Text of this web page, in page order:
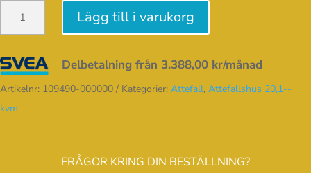
ursprungliga
priset
113.250,00 kr.
nuvarande
90.600,00 kr.
m²
mängd
Lägg till i varukorg
Delbetalning från 3.388,00 kr/månad
Artikelnr: 109490-000000 Kategorier: Attefall, Attefallshus 20,1--
kvm
FRÅGOR KRING DIN BESTÄLLNING?